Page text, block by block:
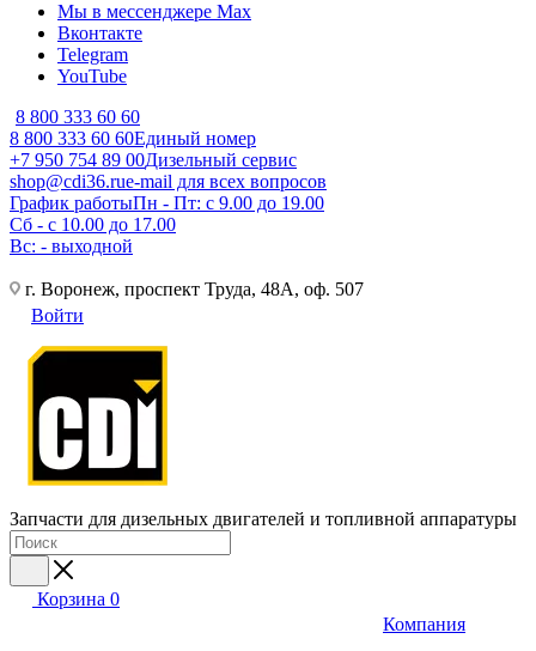
Мы в мессенджере Max
Вконтакте
Telegram
YouTube
8 800 333 60 60
8 800 333 60 60Единый номер
+7 950 754 89 00Дизельный сервис
shop@cdi36.rue-mail для всех вопросов
График работыПн - Пт: с 9.00 до 19.00
Сб - с 10.00 до 17.00
Вс: - выходной
г. Воронеж, проспект Труда, 48А, оф. 507
Войти
Запчасти для дизельных двигателей и топливной аппаратуры
Корзина 0
Компания